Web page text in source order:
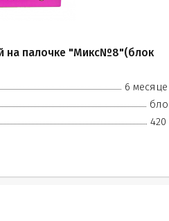
на палочке "Микс№8"(блок
6
420